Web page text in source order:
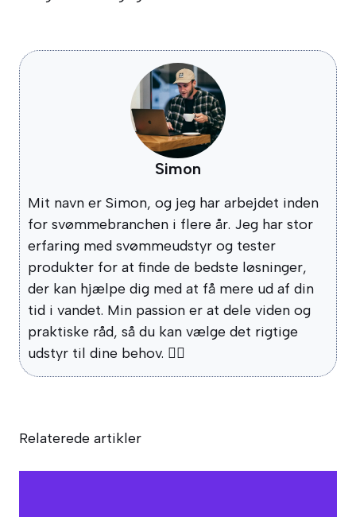
Simon
Mit navn er Simon, og jeg har arbejdet inden
for svømmebranchen i flere år. Jeg har stor
erfaring med svømmeudstyr og tester
produkter for at finde de bedste løsninger,
der kan hjælpe dig med at få mere ud af din
tid i vandet. Min passion er at dele viden og
praktiske råd, så du kan vælge det rigtige
udstyr til dine behov. 🏊‍♂️
Relaterede artikler